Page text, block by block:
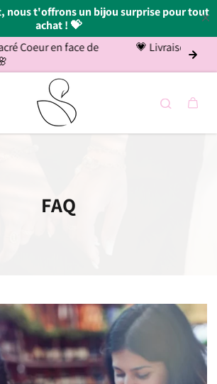
nous t'offrons un bijou surprise pour tout
achat ! 💝
de
💗 Livraison gratuite Réunion et
FAQ